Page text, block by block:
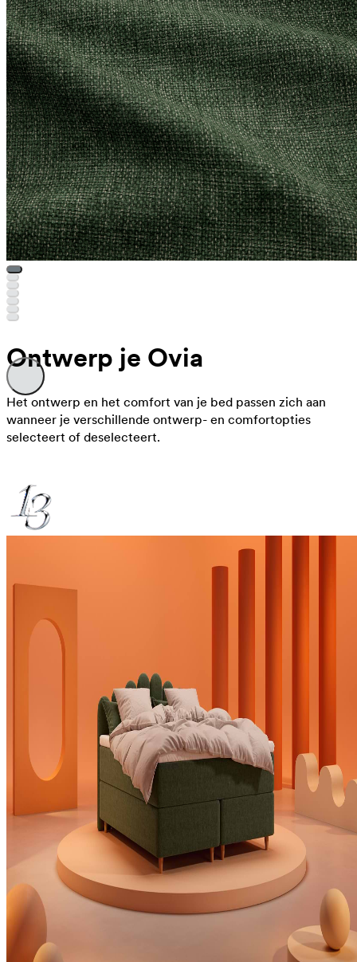
Ontwerp je Ovia
Het ontwerp en het comfort van je bed passen zich aan
wanneer je verschillende ontwerp- en comfortopties
selecteert of deselecteert.